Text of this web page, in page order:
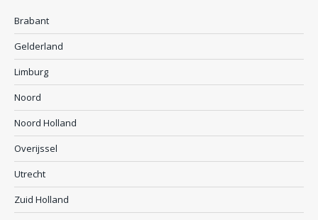
Brabant
Gelderland
Limburg
Noord
Noord Holland
Overijssel
Utrecht
Zuid Holland